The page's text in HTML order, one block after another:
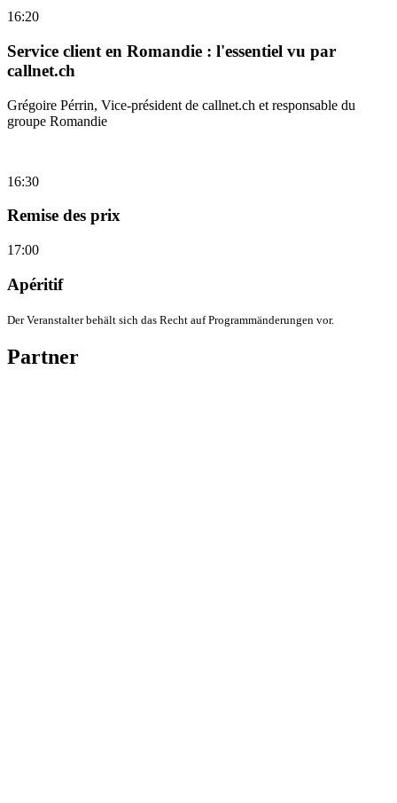
16:20
Service client en Romandie : l'essentiel vu par
callnet.ch
Grégoire Pérrin, Vice-président de callnet.ch et responsable du
groupe Romandie
16:30
Remise des prix
17:00
Apéritif
Der Veranstalter behält sich das Recht auf Programmänderungen vor.
Partner